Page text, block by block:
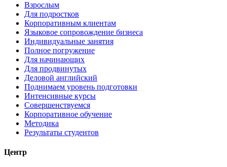
Взрослым
Для подростков
Корпоративным клиентам
Языковое сопровождение бизнеса
Индивидуальные занятия
Полное погружение
Для начинающих
Для продвинутых
Деловой английский
Поднимаем уровень подготовки
Интенсивные курсы
Совершенствуемся
Корпоративное обучение
Методика
Результаты студентов
Центр